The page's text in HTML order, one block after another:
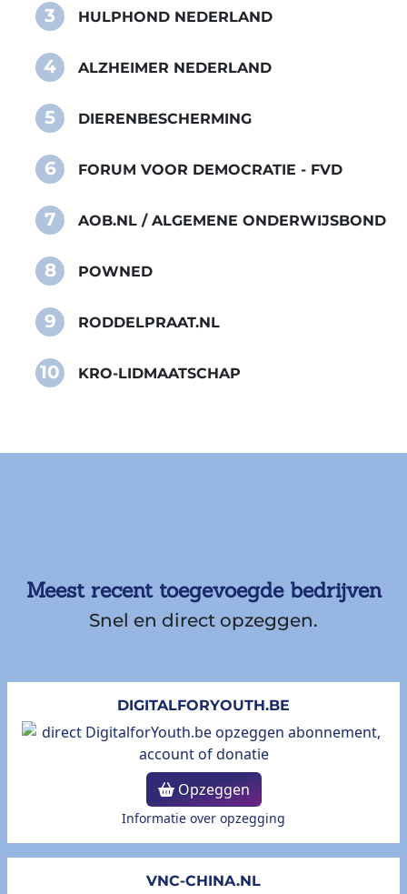
3 HULPHOND NEDERLAND
4 ALZHEIMER NEDERLAND
5 DIERENBESCHERMING
6 FORUM VOOR DEMOCRATIE - FVD
7 AOB.NL / ALGEMENE ONDERWIJSBOND
8 POWNED
9 RODDELPRAAT.NL
10 KRO-LIDMAATSCHAP
Meest recent toegevoegde bedrijven
Snel en direct opzeggen.
DIGITALFORYOUTH.BE
Opzeggen
Informatie over opzegging
VNC-CHINA.NL